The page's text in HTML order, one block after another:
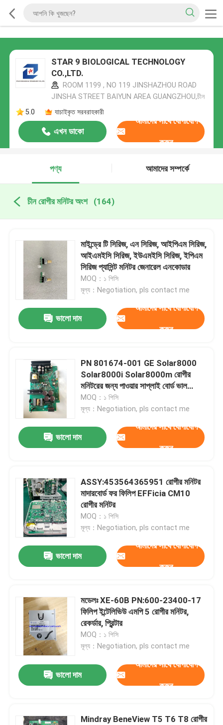
STAR 9 BIOLOGICAL TECHNOLOGY
CO.,LTD.
ROOM 1199 , NO 119 JINSHAZHOU ROAD
JINSHA STREET BAIYUN AREA GUANGZHOU,চীন
5.0
যাচাইকৃত সরবরাহকারী
এখন ডাকো
আমাদের সাথে যোগাযোগ
করুন
পণ্য আমাদের সম্পর্কে
চীন রোগীর মনিটর অংশ (164)
মাইন্ড্রে টি সিরিজ, এন সিরিজ, আইপিএম সিরিজ,
আইএমইসি সিরিজ, ইউএমইসি সিরিজ, ইপিএম
সিরিজ প্যাসিন্ট মনিটর জেনারেল এনকোডার
MOQ：১ পিসি
মূল্য：Negotiation, pls contact me
ভালো দাম
আমাদের সাথে যোগাযোগ
করুন
PN 801674-001 GE Solar8000
Solar8000i Solar8000m রোগীর
মনিটরের জন্য পাওয়ার সাপ্লাই বোর্ড ভাল
অবস্থা
MOQ：১ পিসি
মূল্য：Negotiation, pls contact me
ভালো দাম
আমাদের সাথে যোগাযোগ
করুন
ASSY:453564365951 রোগীর মনিটর
মাদারবোর্ড ফর ফিলিপ EFFicia CM10
রোগীর মনিটর
MOQ：১ পিসি
মূল্য：Negotiation, pls contact me
ভালো দাম
আমাদের সাথে যোগাযোগ
করুন
মডেলঃ XE-60B PN:600-23400-17
ফিলিপ ইন্টেলিভিউ এমপি 5 রোগীর মনিটর,
রেকর্ডার, প্রিন্টার
MOQ：১ পিসি
মূল্য：Negotiation, pls contact me
ভালো দাম
আমাদের সাথে যোগাযোগ
করুন
Mindray BeneView T5 T6 T8 রোগীর